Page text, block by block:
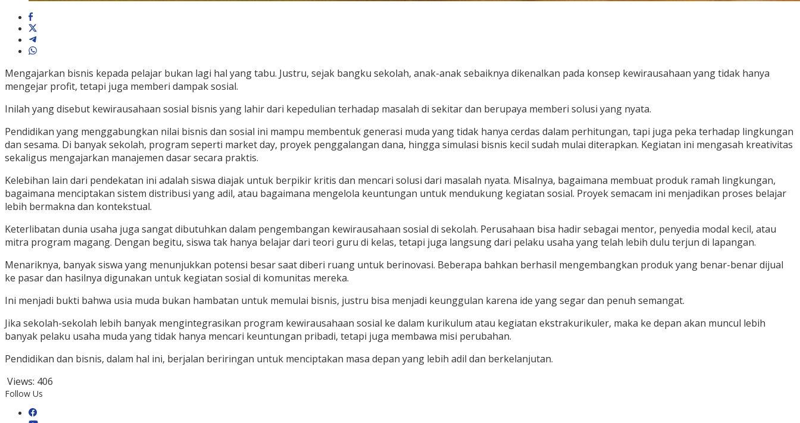
Mengajarkan bisnis kepada pelajar bukan lagi hal yang tabu. Justru, sejak bangku sekolah, anak-anak sebaiknya dikenalkan pada konsep kewirausahaan yang tidak hanya
mengejar profit, tetapi juga memberi dampak sosial.
Inilah yang disebut kewirausahaan sosial bisnis yang lahir dari kepedulian terhadap masalah di sekitar dan berupaya memberi solusi yang nyata.
Pendidikan yang menggabungkan nilai bisnis dan sosial ini mampu membentuk generasi muda yang tidak hanya cerdas dalam perhitungan, tapi juga peka terhadap lingkungan
dan sesama. Di banyak sekolah, program seperti market day, proyek penggalangan dana, hingga simulasi bisnis kecil sudah mulai diterapkan. Kegiatan ini mengasah kreativitas
sekaligus mengajarkan manajemen dasar secara praktis.
Kelebihan lain dari pendekatan ini adalah siswa diajak untuk berpikir kritis dan mencari solusi dari masalah nyata. Misalnya, bagaimana membuat produk ramah lingkungan,
bagaimana menciptakan sistem distribusi yang adil, atau bagaimana mengelola keuntungan untuk mendukung kegiatan sosial. Proyek semacam ini menjadikan proses belajar
lebih bermakna dan kontekstual.
Keterlibatan dunia usaha juga sangat dibutuhkan dalam pengembangan kewirausahaan sosial di sekolah. Perusahaan bisa hadir sebagai mentor, penyedia modal kecil, atau
mitra program magang. Dengan begitu, siswa tak hanya belajar dari teori guru di kelas, tetapi juga langsung dari pelaku usaha yang telah lebih dulu terjun di lapangan.
Menariknya, banyak siswa yang menunjukkan potensi besar saat diberi ruang untuk berinovasi. Beberapa bahkan berhasil mengembangkan produk yang benar-benar dijual
ke pasar dan hasilnya digunakan untuk kegiatan sosial di komunitas mereka.
Ini menjadi bukti bahwa usia muda bukan hambatan untuk memulai bisnis, justru bisa menjadi keunggulan karena ide yang segar dan penuh semangat.
Jika sekolah-sekolah lebih banyak mengintegrasikan program kewirausahaan sosial ke dalam kurikulum atau kegiatan ekstrakurikuler, maka ke depan akan muncul lebih
banyak pelaku usaha muda yang tidak hanya mencari keuntungan pribadi, tetapi juga membawa misi perubahan.
Pendidikan dan bisnis, dalam hal ini, berjalan beriringan untuk menciptakan masa depan yang lebih adil dan berkelanjutan.
Views: 406
Follow Us